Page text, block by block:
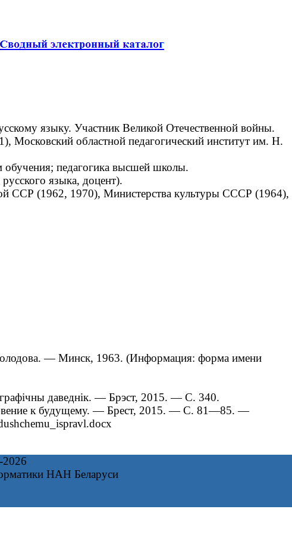
языку. Участник Великой Отечественной войны.
Московский областной педагогический институт им. Н.
педагогика высшей школы.
языка, доцент).
ССР (1962, 1970), Министерства культуры СССР (1964),
— Минск, 1963. (Информация: форма имени
даведнік. — Брэст, 2015. — С. 340.
к будущему. — Брест, 2015. — С. 81—85. —
2026
НАН Беларуси